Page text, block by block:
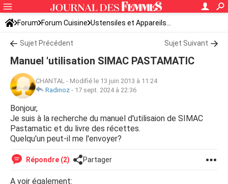
Forum Forum Cuisine Ustensiles et Appareils...
Sujet Précédent Sujet Suivant
Manuel 'utilisation SIMAC PASTAMATIC
CHANTAL - Modifié le 13 juin 2013 à 11:24
Radinoz - 17 sept. 2024 à 22:36
Bonjour,
Je suis à la recherche du manuel d'utilisaion de SIMAC
Pastamatic et du livre des récettes.
Quelqu'un peut-il me l'envoyer?
Répondre (2) Partager
A voir également: